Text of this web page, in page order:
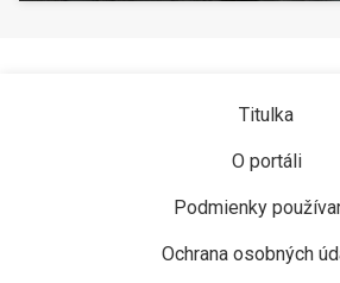
Titulka
O portáli
Podmienky
Ochrana osobných